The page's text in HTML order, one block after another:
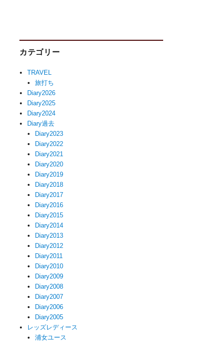
カテゴリー
TRAVEL
旅打ち
Diary2026
Diary2025
Diary2024
Diary過去
Diary2023
Diary2022
Diary2021
Diary2020
Diary2019
Diary2018
Diary2017
Diary2016
Diary2015
Diary2014
Diary2013
Diary2012
Diary2011
Diary2010
Diary2009
Diary2008
Diary2007
Diary2006
Diary2005
レッズレディース
浦女ユース